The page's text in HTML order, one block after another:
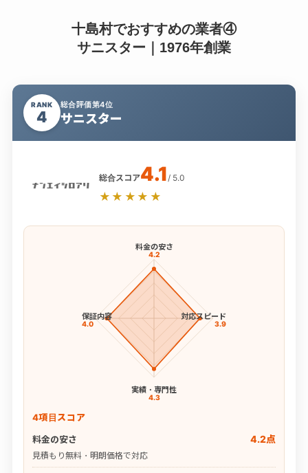
十島村でおすすめの業者④
サニスター｜1976年創業
RANK
4
総合評価第4位
サニスター
総合スコア4.1 / 5.0
★★★★★
料金の安さ
4.2
対応スピード
3.9
実績・専門性
4.3
保証内容
4.0
4項目スコア
料金の安さ
4.2点
見積もり無料・明朗価格で対応